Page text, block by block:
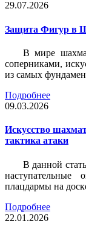
29.07.2026
Защита Фигур в
В мире
соперниками,
из самых
Подробнее
09.03.2026
Искусство
тактика атаки
В данной
наступательные
плацдармы на
Подробнее
22.01.2026